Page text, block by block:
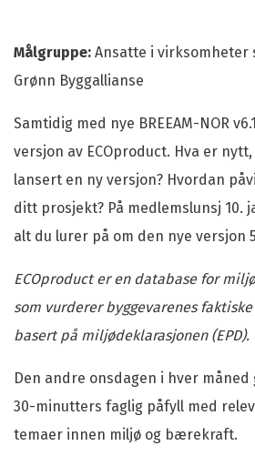
Målgruppe: Ansatte i virksomheter
Grønn Byggallianse
Samtidig med nye BREEAM-NOR
versjon av ECOproduct. Hva er
lansert en ny versjon? Hvordan
ditt prosjekt? På medlemslunsj 10.
alt du lurer på om den nye versjon
ECOproduct er en database for
som vurderer byggevarenes
basert på miljødeklarasjonen (EPD).
Den andre onsdagen i hver
30-minutters faglig påfyll med
temaer innen miljø og bærekraft.